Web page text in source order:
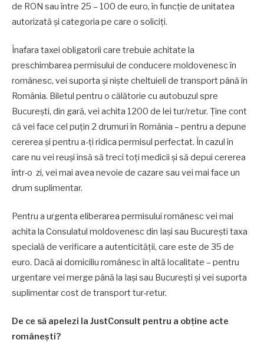
de RON sau între 25 – 100 de euro, în funcție de unitatea
autorizată și categoria pe care o soliciți.
Înafara taxei obligatorii care trebuie achitate la
preschimbarea permisului de conducere moldovenesc în
românesc, vei suporta și niște cheltuieli de transport până în
România. Biletul pentru o călătorie cu autobuzul spre
București, din gară, vei achita 1200 de lei tur/retur. Ține cont
că vei face cel puțin 2 drumuri în România – pentru a depune
cererea și pentru a-ți ridica permisul perfectat. În cazul în
care nu vei reuși însă să treci toți medicii și să depui cererea
într-o zi, vei mai avea nevoie de cazare sau vei mai face un
drum suplimentar.
Pentru a urgenta eliberarea permisului românesc vei mai
achita la Consulatul moldovenesc din Iași sau București taxa
specială de verificare a autenticității, care este de 35 de
euro. Dacă ai domiciliu românesc în altă localitate – pentru
urgentare vei merge până la Iași sau București și vei suporta
suplimentar cost de transport tur-retur.
De ce să apelezi la JustConsult pentru a obține acte
românești?